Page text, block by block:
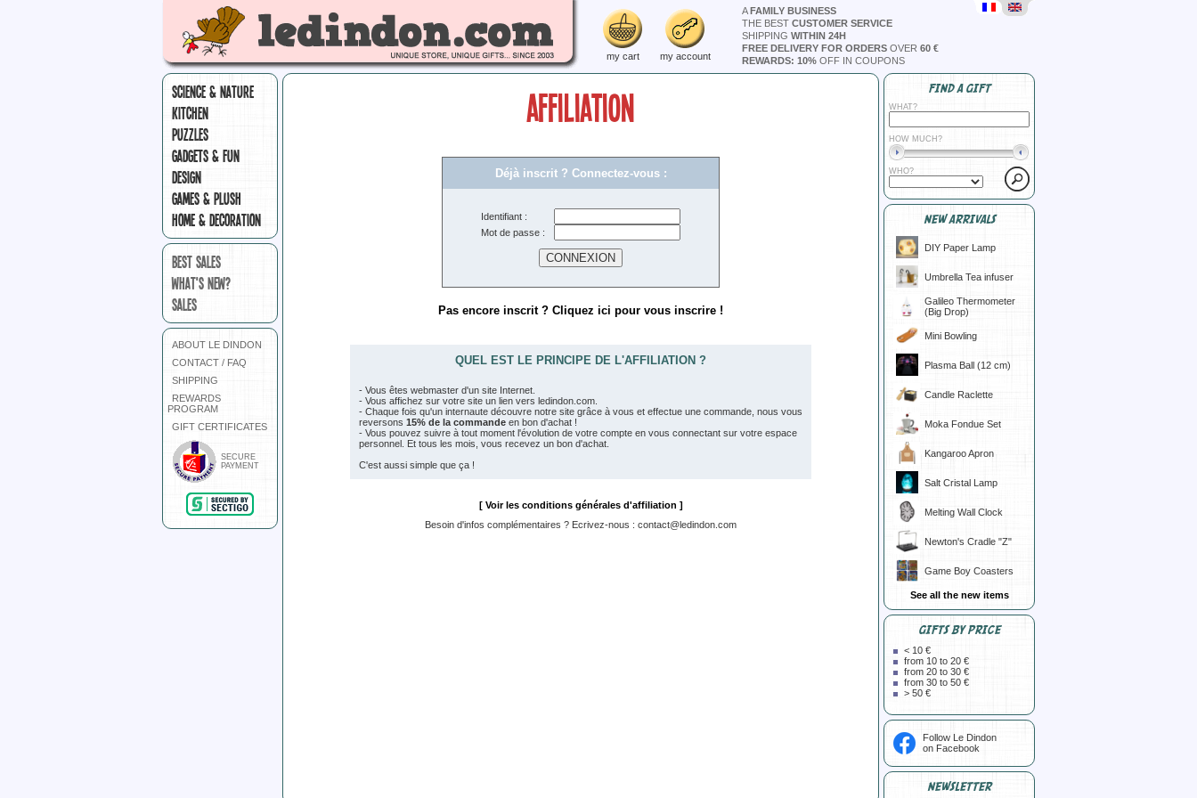
my cart my account
AFAMILY BUSINESS
THE BEST CUSTOMER SERVICE
SHIPPING WITHIN 24H
FREE DELIVERY FOR ORDERS OVER 60 €
REWARDS: 10% OFF IN COUPONS
SCIENCE & NATURE
KITCHEN
PUZZLES
GADGETS & FUN
DESIGN
GAMES & PLUSH
HOME & DECORATION
BEST SALES
WHAT'S NEW?
SALES
ABOUT LE DINDON
CONTACT / FAQ
SHIPPING
REWARDS
PROGRAM
GIFT CERTIFICATES
SECURE
PAYMENT
AFFILIATION
Déjà inscrit ? Connectez-vous :
Identifiant :
Mot de passe :
Pas encore inscrit ? Cliquez ici pour vous inscrire !
QUEL EST LE PRINCIPE DE L'AFFILIATION ?
- Vous êtes webmaster d'un site Internet.
- Vous affichez sur votre site un lien vers ledindon.com.
- Chaque fois qu'un internaute découvre notre site grâce à vous et effectue une commande, nous vous
reversons 15% de la commandeen bon d'achat !
- Vous pouvez suivre à tout moment l'évolution de votre compte en vous connectant sur votre espace
personnel. Et tous les mois, vous recevez un bon d'achat.
C'est aussi simple que ça !
[ Voir les conditions générales d'affiliation ]
Besoin d'infos complémentaires ? Ecrivez-nous : contact@ledindon.com
FIND A GIFT
WHAT?
HOW MUCH?
WHO?
NEW ARRIVALS
DIY Paper Lamp
Umbrella Tea infuser
Galileo Thermometer
(Big Drop)
Mini Bowling
Plasma Ball (12 cm)
Candle Raclette
Moka Fondue Set
Kangaroo Apron
Salt Cristal Lamp
Melting Wall Clock
Newton's Cradle "Z"
Game Boy Coasters
See all the new items
GIFTS BY PRICE
< 10 €
from 10 to 20 €
from 20 to 30 €
from 30 to 50 €
> 50 €
Follow Le Dindon
on Facebook
NEWSLETTER